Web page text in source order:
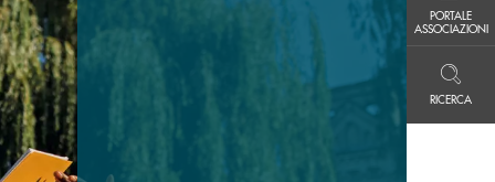
PORTALE
ASSOCIAZIONI
PORTALE ASSOCIAZIONI
RICERCA
RICERCA